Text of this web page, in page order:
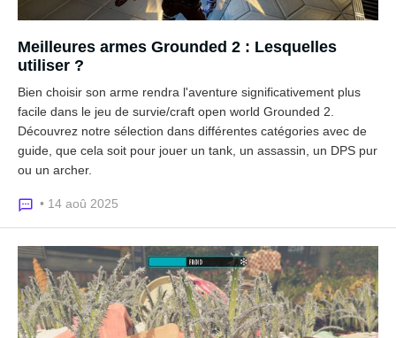
Meilleures armes Grounded 2 : Lesquelles
utiliser ?
Bien choisir son arme rendra l'aventure significativement plus
facile dans le jeu de survie/craft open world Grounded 2.
Découvrez notre sélection dans différentes catégories avec de
guide, que cela soit pour jouer un tank, un assassin, un DPS pur
ou un archer.
• 14 aoû 2025